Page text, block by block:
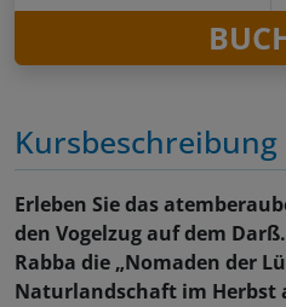
Kursbeschreibung
Erleben Sie das
den Vogelzug auf dem
Rabba die „Nomaden der
Naturlandschaft im Herbst